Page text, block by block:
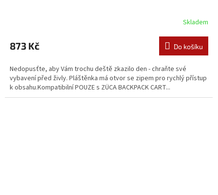
Skladem
873 Kč Do košíku
Nedopusťte, aby Vám trochu deště zkazilo den - chraňte své
vybavení před živly. Pláštěnka má otvor se zipem pro rychlý přístup
k obsahu.Kompatibilní POUZE s ZÜCA BACKPACK CART...